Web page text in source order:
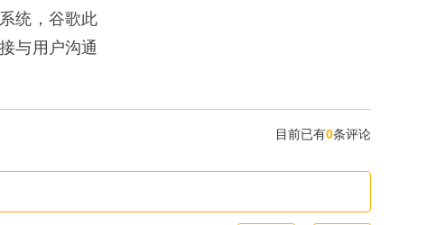
统，谷歌此
与用户沟通
目前已有0条评论